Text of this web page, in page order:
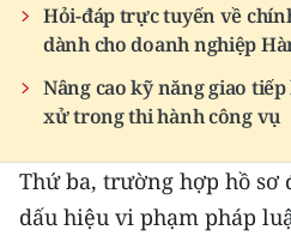
Duyên hải Nam Trung Bộ
Nguyên
Đông Nam Bộ
Đồng bằng sông Cửu Long
Chuyên trang Hà Nội
Hỏi-đáp trực tuyến về
dành cho doanh nghiệp
Nâng cao kỹ năng giao
xử trong thi hành công vụ
Thứ ba, trường hợp hồ sơ
dấu hiệu vi phạm pháp